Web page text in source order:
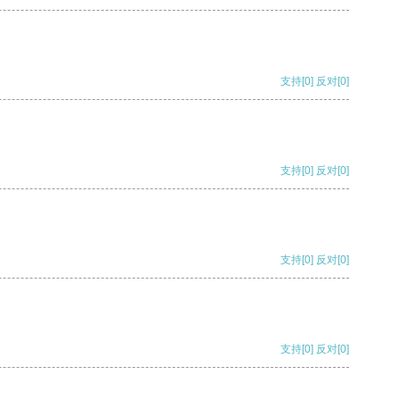
支持[0] 反对[0]
支持[0] 反对[0]
支持[0] 反对[0]
支持[0] 反对[0]